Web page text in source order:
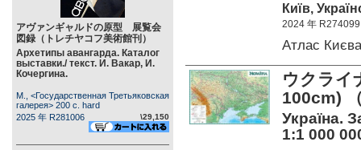
アヴァンギャルドの原型 展覧会
図録（トレチヤコフ美術館刊）
Архетипы авангарда. Каталог
выставки./ текст. И. Вакар, И.
Кочергина.
М., <Государственная Третьяковская
галерея> 200 c. hard
2025 年 R281006
\29,150
Київ,
2024 年 R274099
Атлас
ウクライ
100cm)
Україна.
1:1 000